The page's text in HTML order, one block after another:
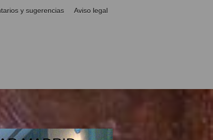
y sugerencias Aviso legal